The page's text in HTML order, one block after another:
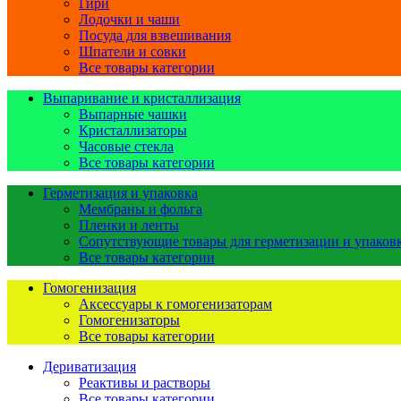
Гири
Лодочки и чаши
Посуда для взвешивания
Шпатели и совки
Все товары категории
Выпаривание и кристаллизация
Выпарные чашки
Кристаллизаторы
Часовые стекла
Все товары категории
Герметизация и упаковка
Мембраны и фольга
Пленки и ленты
Сопутствующие товары для герметизации и
Все товары категории
Гомогенизация
Аксессуары к гомогенизаторам
Гомогенизаторы
Все товары категории
Дериватизация
Реактивы и растворы